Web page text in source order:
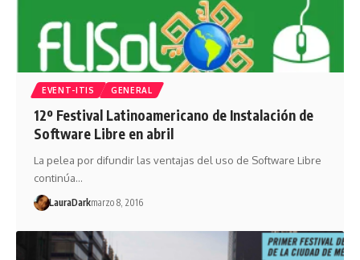
EVENT-ITIS GENERAL
12º Festival Latinoamericano de Instalación de
Software Libre en abril
La pelea por difundir las ventajas del uso de Software Libre
continúa…
LauraDarkmarzo 8, 2016